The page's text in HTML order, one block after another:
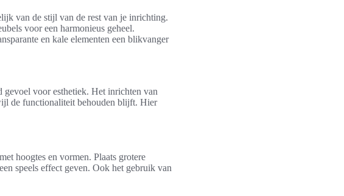
van de stijl van de rest van je inrichting.
voor een harmonieus geheel.
en kale elementen een blikvanger
gevoel voor esthetiek. Het inrichten van
de functionaliteit behouden blijft. Hier
hoogtes en vormen. Plaats grotere
speels effect geven. Ook het gebruik van